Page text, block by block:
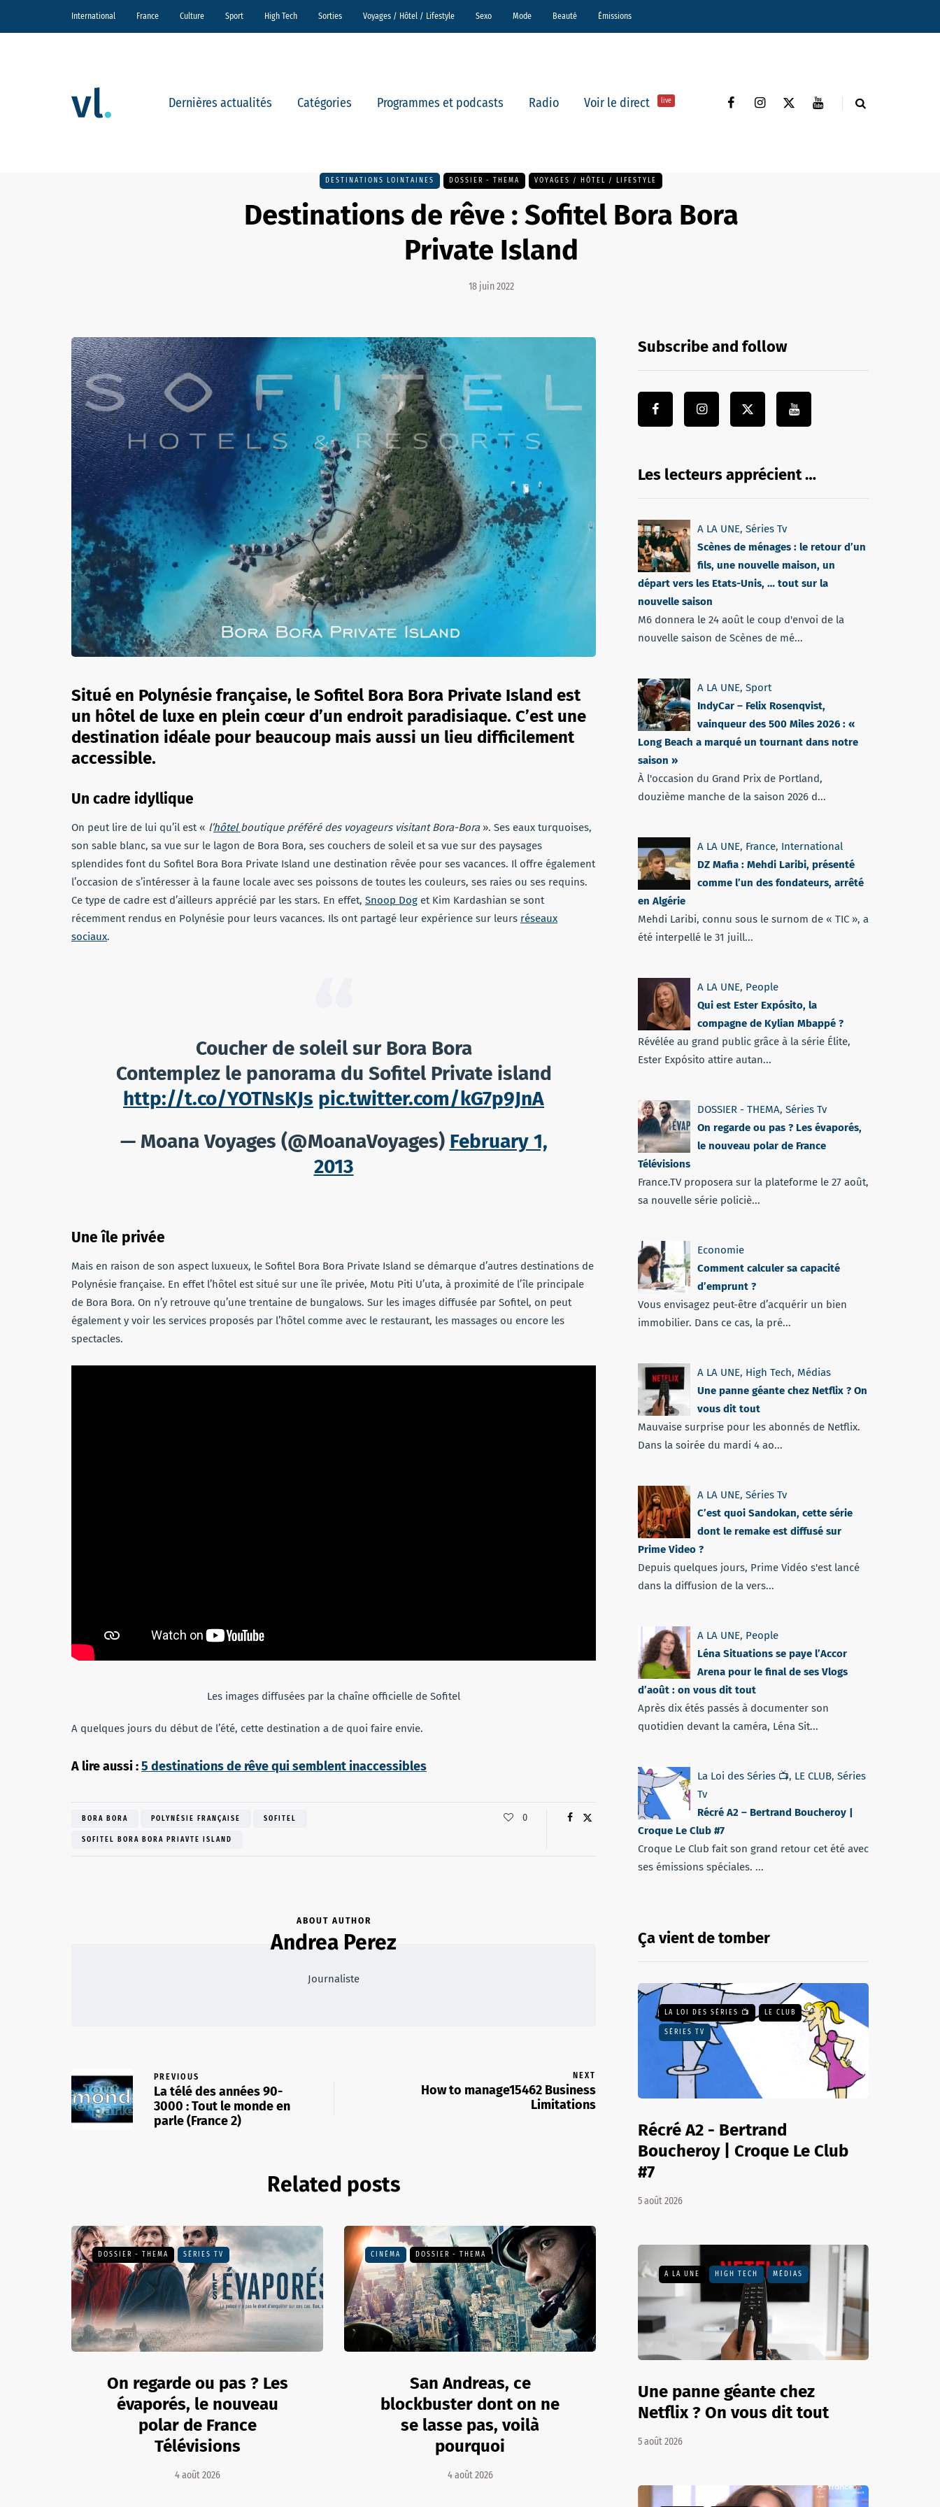
International France Culture Sport High Tech Sorties Voyages / Hôtel / Lifestyle Sexo Mode Beauté Émissions
Dernières actualités Catégories Programmes et podcasts Radio Voir le direct live
DESTINATIONS LOINTAINES DOSSIER - THEMA VOYAGES / HÔTEL / LIFESTYLE
Destinations de rêve : Sofitel Bora Bora
Private Island
18 juin 2022
Situé en Polynésie française, le Sofitel Bora Bora Private Island est
un hôtel de luxe en plein cœur d’un endroit paradisiaque. C’est une
destination idéale pour beaucoup mais aussi un lieu difficilement
accessible.
Un cadre idyllique
On peut lire de lui qu’il est « l’hôtelboutique préféré des voyageurs visitant Bora-Bora». Ses eaux turquoises,
son sable blanc, sa vue sur le lagon de Bora Bora, ses couchers de soleil et sa vue sur des paysages
splendides font du Sofitel Bora Bora Private Island une destination rêvée pour ses vacances. Il offre également
l’occasion de s’intéresser à la faune locale avec ses poissons de toutes les couleurs, ses raies ou ses requins.
Ce type de cadre est d’ailleurs apprécié par les stars. En effet, Snoop Dog et Kim Kardashian se sont
récemment rendus en Polynésie pour leurs vacances. Ils ont partagé leur expérience sur leurs réseaux
sociaux.
Coucher de soleil sur Bora Bora
Contemplez le panorama du Sofitel Private island
http://t.co/YOTNsKJs pic.twitter.com/kG7p9JnA
— Moana Voyages (@MoanaVoyages) February 1,
2013
Une île privée
Mais en raison de son aspect luxueux, le Sofitel Bora Bora Private Island se démarque d’autres destinations de
Polynésie française. En effet l’hôtel est situé sur une île privée, Motu Piti U’uta, à proximité de l’île principale
de Bora Bora. On n’y retrouve qu’une trentaine de bungalows. Sur les images diffusée par Sofitel, on peut
également y voir les services proposés par l’hôtel comme avec le restaurant, les massages ou encore les
spectacles.
Les images diffusées par la chaîne officielle de Sofitel
A quelques jours du début de l’été, cette destination a de quoi faire envie.
A lire aussi :5 destinations de rêve qui semblent inaccessibles
BORA BORA POLYNÉSIE FRANÇAISE SOFITEL
SOFITEL BORA BORA PRIAVTE ISLAND
0
ABOUT AUTHOR
Andrea Perez
Journaliste
PREVIOUS
La télé des années 90-
3000 : Tout le monde en
parle (France 2)
NEXT
How to manage15462 Business
Limitations
Related posts
DOSSIER - THEMA SÉRIES TV
On regarde ou pas ? Les
évaporés, le nouveau
polar de France
Télévisions
4 août 2026
CINÉMA DOSSIER - THEMA
San Andreas, ce
blockbuster dont on ne
se lasse pas, voilà
pourquoi
4 août 2026
Subscribe and follow
Les lecteurs apprécient …
A LA UNE, Séries Tv
Scènes de ménages : le retour d’un
fils, une nouvelle maison, un
départ vers les Etats-Unis, … tout sur la
nouvelle saison
M6 donnera le 24 août le coup d'envoi de la
nouvelle saison de Scènes de mé...
A LA UNE, Sport
IndyCar – Felix Rosenqvist,
vainqueur des 500 Miles 2026 : «
Long Beach a marqué un tournant dans notre
saison »
À l'occasion du Grand Prix de Portland,
douzième manche de la saison 2026 d...
A LA UNE, France, International
DZ Mafia : Mehdi Laribi, présenté
comme l’un des fondateurs, arrêté
en Algérie
Mehdi Laribi, connu sous le surnom de « TIC », a
été interpellé le 31 juill...
A LA UNE, People
Qui est Ester Expósito, la
compagne de Kylian Mbappé ?
Révélée au grand public grâce à la série Élite,
Ester Expósito attire autan...
DOSSIER - THEMA, Séries Tv
On regarde ou pas ? Les évaporés,
le nouveau polar de France
Télévisions
France.TV proposera sur la plateforme le 27 août,
sa nouvelle série policiè...
Economie
Comment calculer sa capacité
d’emprunt ?
Vous envisagez peut-être d’acquérir un bien
immobilier. Dans ce cas, la pré...
A LA UNE, High Tech, Médias
Une panne géante chez Netflix ? On
vous dit tout
Mauvaise surprise pour les abonnés de Netflix.
Dans la soirée du mardi 4 ao...
A LA UNE, Séries Tv
C’est quoi Sandokan, cette série
dont le remake est diffusé sur
Prime Video ?
Depuis quelques jours, Prime Vidéo s'est lancé
dans la diffusion de la vers...
A LA UNE, People
Léna Situations se paye l’Accor
Arena pour le final de ses Vlogs
d’août : on vous dit tout
Après dix étés passés à documenter son
quotidien devant la caméra, Léna Sit...
La Loi des Séries 📺, LE CLUB, Séries
Tv
Récré A2 – Bertrand Boucheroy |
Croque Le Club #7
Croque Le Club fait son grand retour cet été avec
ses émissions spéciales. ...
Ça vient de tomber
LA LOI DES SÉRIES 📺 LE CLUB
SÉRIES TV
Récré A2 - Bertrand
Boucheroy | Croque Le Club
#7
5 août 2026
A LA UNE HIGH TECH MÉDIAS
Une panne géante chez
Netflix ? On vous dit tout
5 août 2026